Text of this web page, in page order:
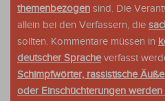
themenbezogen sind. Die
allein bei den Verfassern, die
sollten. Kommentare müssen in
deutscher Spracheverfasst
Schimpfwörter, rassistische
oder Einschüchterungen